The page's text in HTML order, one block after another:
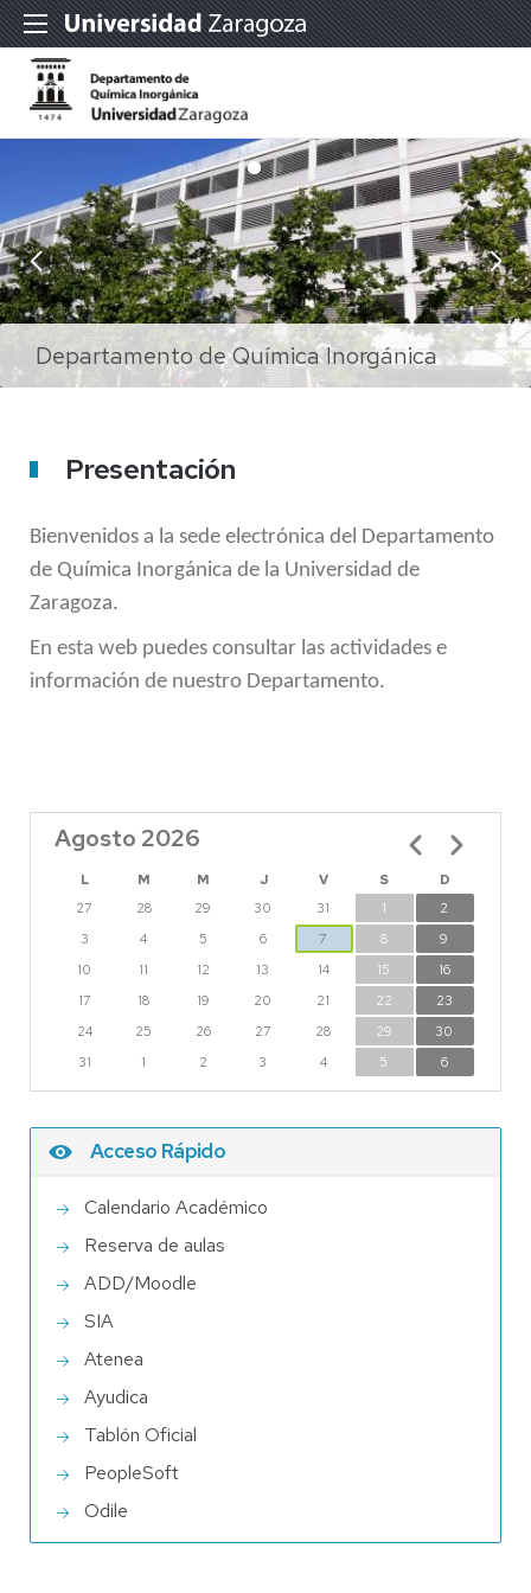
Departamento de Química Inorgánica
Departamento de Química Inorgánica
Presentación
Bienvenidos a la sede electrónica del Departamento
de Química Inorgánica de la Universidad de
Zaragoza.
En esta web puedes consultar las actividades e
información de nuestro Departamento.
Agosto 2026
L M M J V S
D
27
28 29 30 31 1
2
3
4 5 6 7 8
9
10
11 12 13 14 15
16
17
18 19 20 21 22
23
24
25 26 27 28 29
30
31
1 2 3 4 5 6
Paginación
Acceso Rápido
Calendario Académico
Reserva de aulas
ADD/Moodle
SIA
Atenea
Ayudica
Tablón Oficial
PeopleSoft
Odile